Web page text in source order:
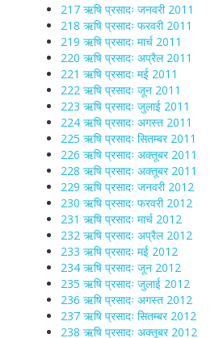
217 ऋषि प्रसादः जनवरी 2011
218 ऋषि प्रसादः फरवरी 2011
219 ऋषि प्रसादः मार्च 2011
220 ऋषि प्रसादः अप्रैल 2011
221 ऋषि प्रसादः मई 2011
222 ऋषि प्रसादः जून 2011
223 ऋषि प्रसादः जुलाई 2011
224 ऋषि प्रसादः अगस्त 2011
225 ऋषि प्रसादः सितम्बर 2011
226 ऋषि प्रसादः अक्तूबर 2011
228 ऋषि प्रसादः अक्तूबर 2011
229 ऋषि प्रसादः जनवरी 2012
230 ऋषि प्रसादः फरवरी 2012
231 ऋषि प्रसादः मार्च 2012
232 ऋषि प्रसादः अप्रैल 2012
233 ऋषि प्रसादः मई 2012
234 ऋषि प्रसादः जून 2012
235 ऋषि प्रसादः जुलाई 2012
236 ऋषि प्रसादः अगस्त 2012
237 ऋषि प्रसादः सितम्बर 2012
238 ऋषि प्रसादः अक्तूबर 2012